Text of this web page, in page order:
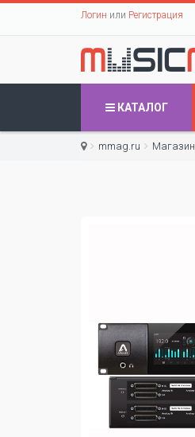
Логин или Регистрация
КАТАЛОГ
mmag.ru Магазин